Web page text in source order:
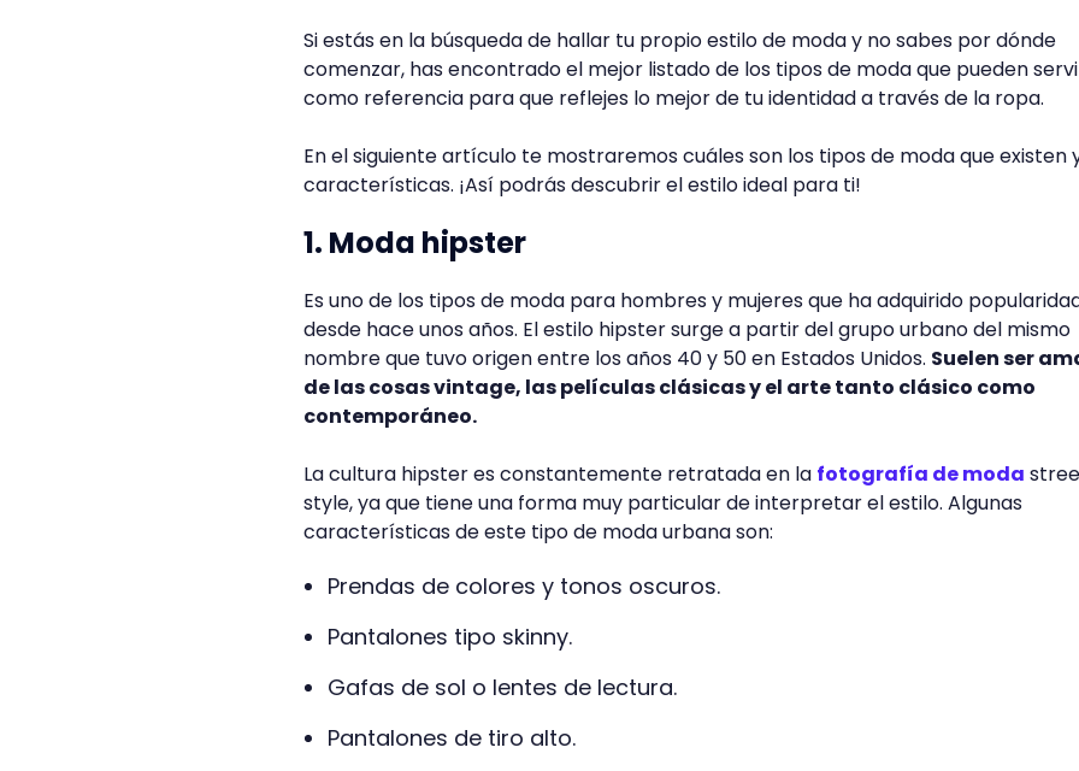
Si estás en la búsqueda de hallar tu propio estilo de moda y no sabes por dónde
comenzar, has encontrado el mejor listado de los tipos de moda que pueden
como referencia para que reflejes lo mejor de tu identidad a través de la ropa.
En el siguiente artículo te mostraremos cuáles son los tipos de moda que existen
características. ¡Así podrás descubrir el estilo ideal para ti!
1. Moda hipster
Es uno de los tipos de moda para hombres y mujeres que ha adquirido
desde hace unos años. El estilo hipster surge a partir del grupo urbano del mismo
nombre que tuvo origen entre los años 40 y 50 en Estados Unidos. Suelen ser
de las cosas vintage, las películas clásicas y el arte tanto clásico como
contemporáneo.
La cultura hipster es constantemente retratada en la fotografía de moda
style, ya que tiene una forma muy particular de interpretar el estilo. Algunas
características de este tipo de moda urbana son:
Prendas de colores y tonos oscuros.
Pantalones tipo skinny.
Gafas de sol o lentes de lectura.
Pantalones de tiro alto.